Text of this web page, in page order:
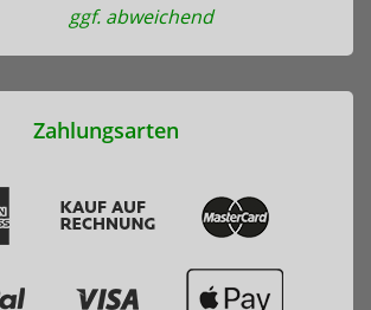
ggf. abweichend
Zahlungsarten